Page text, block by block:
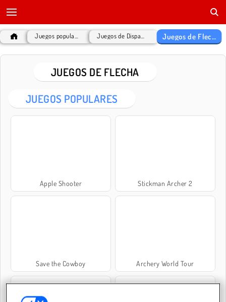
Juegos de Flecha
JUEGOS DE FLECHA
JUEGOS POPULARES
Apple Shooter Stickman Archer 2
Save the Cowboy Archery World Tour